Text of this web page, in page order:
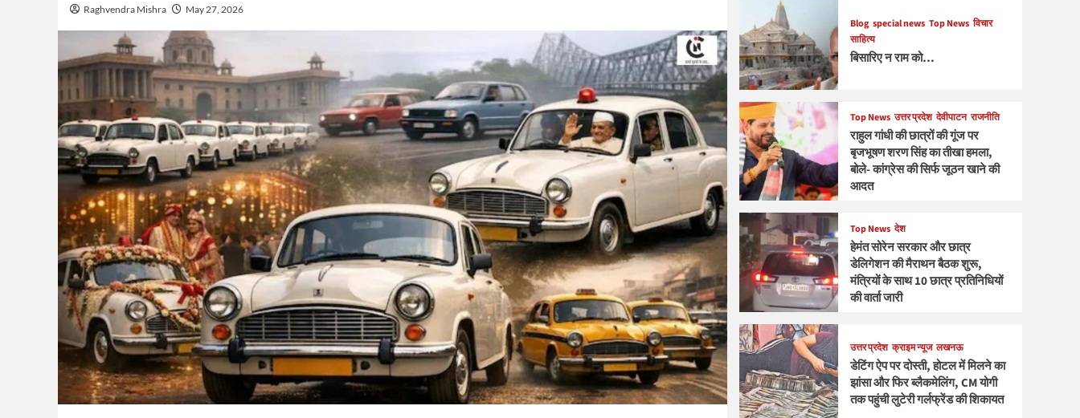
Raghvendra Mishra May 27, 2026
Blog special news Top News विचार
साहित्य
बिसारिए न राम को…
Top News उत्तर प्रदेश देवीपाटन राजनीति
राहुल गांधी की छात्रों की गूंज पर
बृजभूषण शरण सिंह का तीखा हमला,
बोले- कांग्रेस की सिर्फ जूठन खाने की
आदत
Top News देश
हेमंत सोरेन सरकार और छात्र
डेलिगेशन की मैराथन बैठक शुरू,
मंत्रियों के साथ 10 छात्र प्रतिनिधियों
की वार्ता जारी
उत्तर प्रदेश क्राइम न्यूज लखनऊ
डेटिंग ऐप पर दोस्ती, होटल में मिलने का
झांसा और फिर ब्लैकमेलिंग, CM योगी
तक पहुंची लुटेरी गर्लफ्रेंड की शिकायत